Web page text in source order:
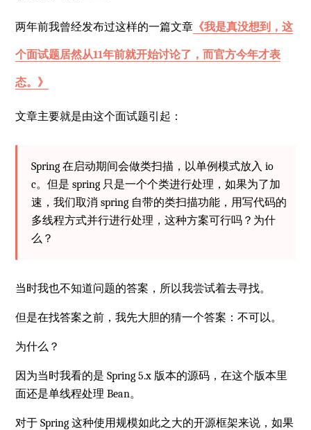
两年前我曾经发布过这样的一篇文章 《我是真没想到，这
个面试题居然从11年前就开始讨论了，而官方今年才表
态。》
文章主要就是由这个面试题引起：
Spring 在启动期间会做类扫描，以单例模式放入 io
c。但是 spring 只是一个个类进行处理，如果为了加
速，我们取消 spring 自带的类扫描功能，用写代码的
多线程方式并行进行处理，这种方案可行吗？为什
么？
当时我也不知道问题的答案，所以我尝试着去寻找。
但是在找答案之前，我先大胆的猜一个答案：不可以。
为什么？
因为当时我看的是 Spring 5.x 版本的源码，在这个版本里
面还是单线程处理 Bean。
对于 Spring 这种使用规模如此之大的开源框架来说，如果